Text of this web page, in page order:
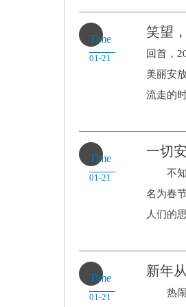
Time
01-21
笑望
回首，
美丽安
流走的
Time
01-21
一切
不知不
名为春
人们的
Time
01-21
新年
热闹